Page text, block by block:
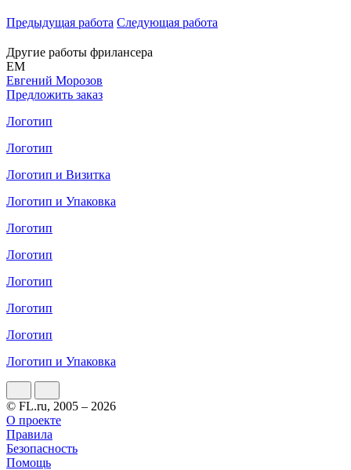
Предыдущая работа Следующая работа
Другие работы фрилансера
ЕМ
Евгений Морозов
Предложить заказ
Логотип
Логотип
Логотип и Визитка
Логотип и Упаковка
Логотип
Логотип
Логотип
Логотип
Логотип
Логотип и Упаковка
© FL.ru, 2005 – 2026
О проекте
Правила
Безопасность
Помощь